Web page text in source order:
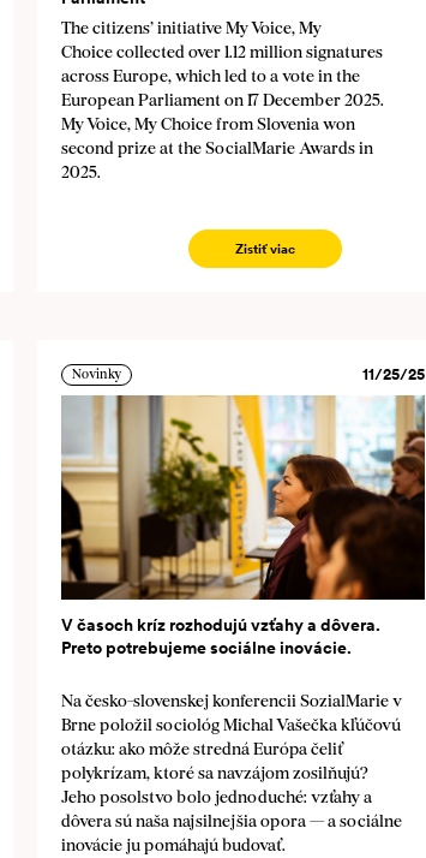
The citizens’ initiative My Voice, My
Choice collected over 1.12 million signatures
across Europe, which led to a vote in the
European Parliament on 17 December 2025.
My Voice, My Choice from Slovenia won
second prize at the SocialMarie Awards in
2025.
Zistiť viac
Novinky 11/25/25
V časoch kríz rozhodujú vzťahy a dôvera.
Preto potrebujeme sociálne inovácie.
Na česko-slovenskej konferencii SozialMarie v
Brne položil sociológ Michal Vašečka kľúčovú
otázku: ako môže stredná Európa čeliť
polykrízam, ktoré sa navzájom zosilňujú?
Jeho posolstvo bolo jednoduché: vzťahy a
dôvera sú naša najsilnejšia opora — a sociálne
inovácie ju pomáhajú budovať.